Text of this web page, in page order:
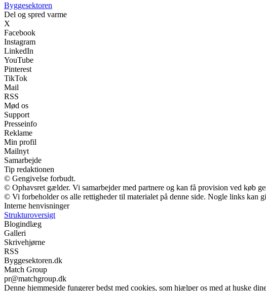
Byggesektoren
Del og spred varme
X
Facebook
Instagram
LinkedIn
YouTube
Pinterest
TikTok
Mail
RSS
Mød os
Support
Presseinfo
Reklame
Min profil
Mailnyt
Samarbejde
Tip redaktionen
© Gengivelse forbudt.
© Ophavsret gælder. Vi samarbejder med partnere og kan få provision ved køb
© Vi forbeholder os alle rettigheder til materialet på denne side. Nogle links
Interne henvisninger
Strukturoversigt
Blogindlæg
Galleri
Skrivehjørne
RSS
Byggesektoren.dk
Match Group
pr@matchgroup.dk
Denne hjemmeside fungerer bedst med cookies, som hjælper os med at huske